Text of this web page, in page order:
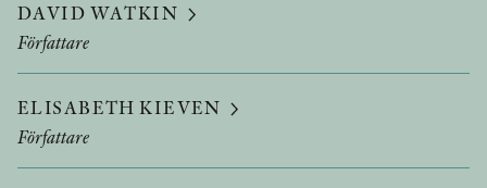
DAVID WATKIN
Författare
ELISABETH KIEVEN
Författare